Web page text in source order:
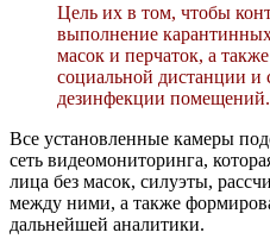
Цель их в том, чтобы
выполнение
масок и перчаток, а
социальной дистанции и
дезинфекции помещений.
Все установленные камеры
сеть видеомониторинга,
лица без масок, силуэты,
между ними, а также
дальнейшей аналитики.